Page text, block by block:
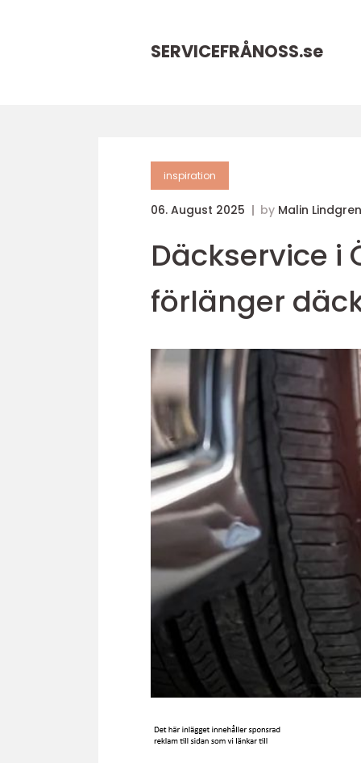
SERVICEFRÅNOSS.se
inspiration
06. August 2025 by Malin Lindgren
Däckservice i
förlänger